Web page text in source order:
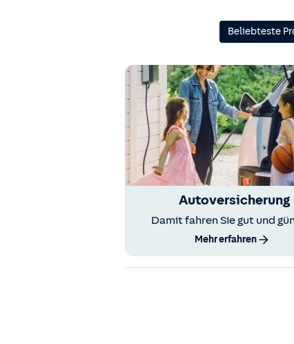
Beliebteste
Autoversicherung
Damit fahren Sie gut und
Mehr erfahren